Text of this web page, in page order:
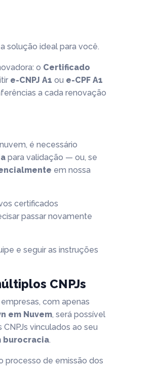
solução ideal para você.
o Certificado
e-CNPJ A1 ou e-CPF A1
a cada renovação
é necessário
para validação — ou, se
em nossa
certificados
passar novamente
e seguir as instruções
CNPJs
com apenas
em Nuvem, será possível
vinculados ao seu
burocracia.
processo de emissão dos